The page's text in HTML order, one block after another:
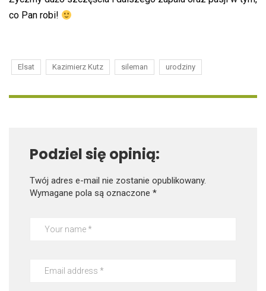
co Pan robi!
Elsat Kazimierz Kutz sileman urodziny
Podziel się opinią:
Twój adres e-mail nie zostanie opublikowany.
Wymagane pola są oznaczone *